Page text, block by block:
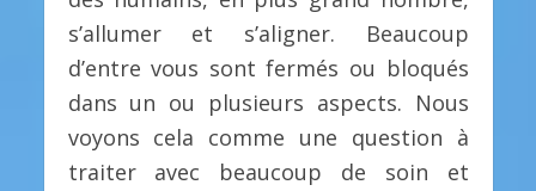
s’allumer et s’aligner. Beaucoup
d’entre vous sont fermés ou bloqués
dans un ou plusieurs aspects. Nous
voyons cela comme une question à
traiter avec beaucoup de soin et